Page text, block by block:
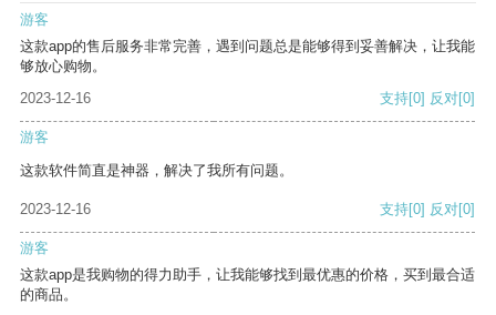
游客
这款app的售后服务非常完善，遇到问题总是能够得到妥善解决，让我能
够放心购物。
2023-12-16
支持[0] 反对[0]
游客
这款软件简直是神器，解决了我所有问题。
2023-12-16 支持[0] 反对[0]
游客
这款app是我购物的得力助手，让我能够找到最优惠的价格，买到最合适
的商品。